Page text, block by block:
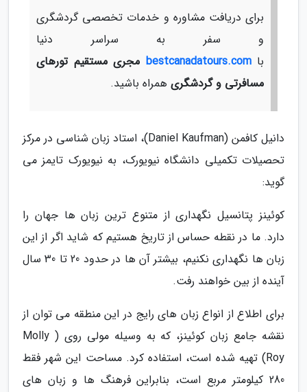
برای دریافت مشاوره و خدمات تخصصی گردشگری
و سفر به سراسر دنیا
باbestcanadatours.com مجری مستقیم تورهای
مسافرتی و گردشگری همراه باشید.
دانیل کافمن (Daniel Kaufman)، استاد زبان شناسی در مرکز
تحصیلات تکمیلی دانشگاه نیویورک، به نیویورک تایمز می
گوید:
کوئینز پتانسیل نگهداری از متنوع ترین زبان ها جهان را
دارد. ما در نقطه حساس از تاریخ هستیم که شاید اگر از این
زبان ها نگهداری نکنیم، بیشتر آن ها در حدود 20 تا 30 سال
آینده از بین خواهند رفت.
برای اطلاع از انواع زبان های رایج در این منطقه می توان از
نقشه جامع زبان کوئینز، که به وسیله مولی روی ( Molly
Roy) تهیه شده است، استفاده کرد. مساحت این شهر فقط
280 کیلومتر مربع است، بنابراین فرهنگ ها و زبان های